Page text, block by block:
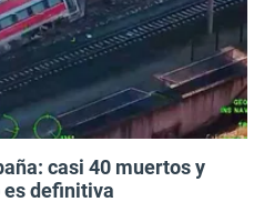
casi 40 muertos y
definitiva